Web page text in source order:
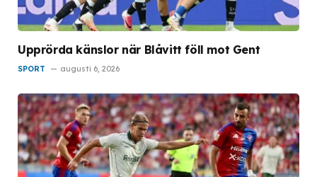
Upprörda känslor när Blåvitt föll mot Gent
SPORT augusti 6, 2026